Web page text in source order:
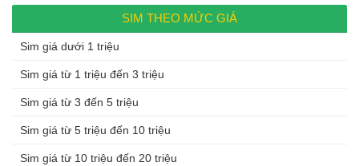
SIM THEO MỨC GIÁ
Sim giá dưới 1 triệu
Sim giá từ 1 triệu đến 3 triệu
Sim giá từ 3 đến 5 triệu
Sim giá từ 5 triệu đến 10 triệu
Sim giá từ 10 triệu đến 20 triệu